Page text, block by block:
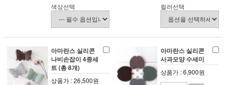
색상선택 컬러선택
아마란스 실리콘
나비손잡이 4종세
트 (총 8개)
상품가 : 26,500원
아마란스 실리콘
사과모양 수세미
상품가 : 6,900원